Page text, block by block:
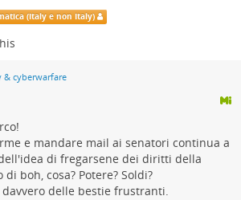
(Italy e non Italy)
& cyberwarfare
e mandare mail ai senatori continua a
di fregarsene dei diritti della
di boh, cosa? Potere? Soldi?
delle bestie frustranti.